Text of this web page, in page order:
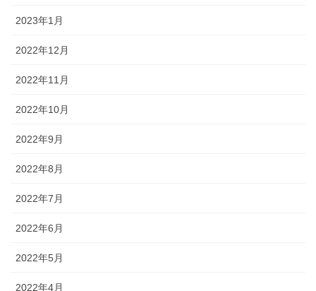
2023年1月
2022年12月
2022年11月
2022年10月
2022年9月
2022年8月
2022年7月
2022年6月
2022年5月
2022年4月